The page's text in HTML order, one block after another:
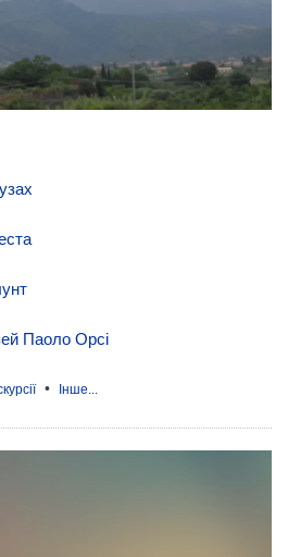
Паоло Орсі
• Інше...